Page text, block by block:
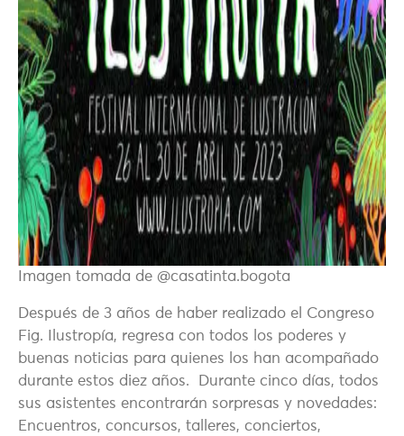
Imagen tomada de @casatinta.bogota
Después de 3 años de haber realizado el Congreso
Fig. Ilustropía, regresa con todos los poderes y
buenas noticias para quienes los han acompañado
durante estos diez años. Durante cinco días, todos
sus asistentes encontrarán sorpresas y novedades:
Encuentros, concursos, talleres, conciertos,